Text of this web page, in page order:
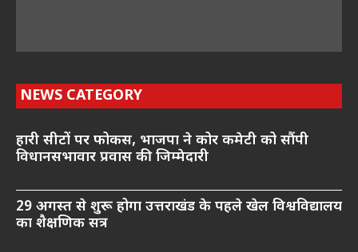
NEWS CATEGORY
हारी सीटों पर फोकस, भाजपा ने कोर कमेटी को सौंपी
विधानसभावार प्रवास की जिम्मेदारी
29 अगस्त से शुरू होगा उत्तराखंड के पहले खेल विश्वविद्यालय
का शैक्षणिक सत्र